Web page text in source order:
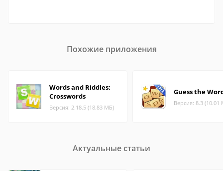
Похожие приложения
Words and Riddles:
Crosswords
Версия: 2.18.5 (18.83 МБ)
Guess the
Версия: 8.3 (10.01
Актуальные статьи